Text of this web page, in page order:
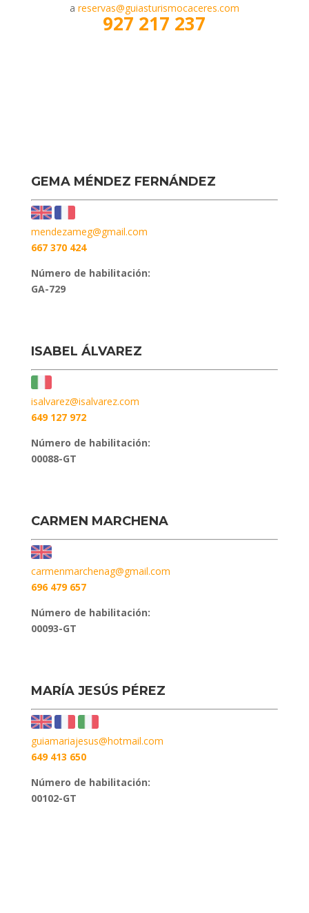
a reservas@guiasturismocaceres.com
927 217 237
GEMA MÉNDEZ FERNÁNDEZ
mendezameg@gmail.com
667 370 424
Número de habilitación:
GA-729
ISABEL ÁLVAREZ
isalvarez@isalvarez.com
649 127 972
Número de habilitación:
00088-GT
CARMEN MARCHENA
carmenmarchenag@gmail.com
696 479 657
Número de habilitación:
00093-GT
MARÍA JESÚS PÉREZ
guiamariajesus@hotmail.com
649 413 650
Número de habilitación:
00102-GT